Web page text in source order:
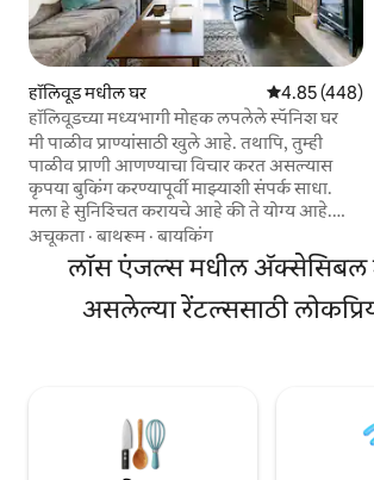
हॉलिवूड मधील घर 5 पैकी 4.85
4.85 (448)
हॉलिवूडच्या मध्यभागी मोहक लपलेले स्पॅनिश घर
मी पाळीव प्राण्यांसाठी खुले आहे. तथापि, तुम्ही
पाळीव प्राणी आणण्याचा विचार करत असल्यास
कृपया बुकिंग करण्यापूर्वी माझ्याशी संपर्क साधा.
मला हे सुनिश्चित करायचे आहे की ते योग्य आहे.
तसेच मी पाळीव प्राण्यांची ॲलर्जीची संवेदनशीलता
असलेल्या भविष्यातील गेस्ट्समुळे सखोल
साफसफाईसाठी पाळीव प्राणी शुल्क आकारतो. जर
तुम्ही माझ्या मंजुरीशिवाय पाळीव प्राण्यांचे वास्तव्य
संपवले आणि मला माझ्या क्लीनर्सकडून कळले तर
चालण्याच्या अंतरावर असलेल्या छुप्या शांत वॉक
स्ट्रीटवर आहे - मूव्ही थिएटर्स, रेस्टॉरंट्स, बार, क्लब,
दुकाने, योगा क्लासेस. हॉलीवूड ब्वाडपासून 4 ब्लॉक्स
अचूकता ·बाथरूम·बायकिंग
लॉस एंजल्स मधील ॲक्सेसिबल
असलेल्या रेंटल्ससाठी